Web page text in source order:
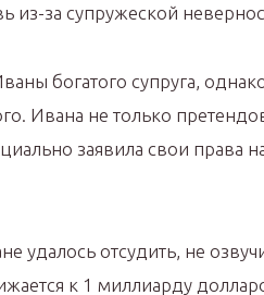
из-за супружеской
богатого супруга,
Ивана не только
заявила свои права на
отсудить, не
к 1 миллиарду